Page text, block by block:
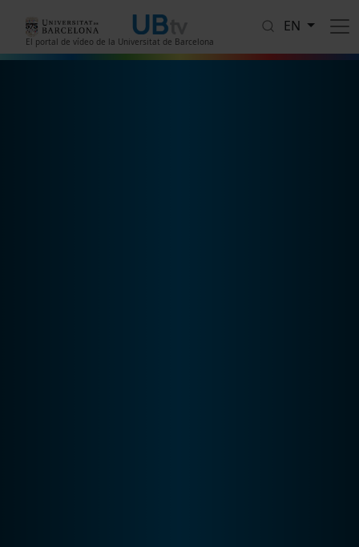
El portal de vídeo de la Universitat de Barcelona
EN